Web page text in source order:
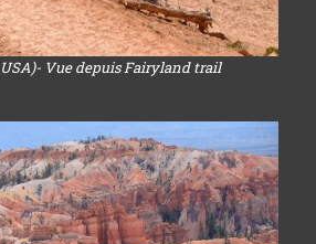
Vue depuis Fairyland trail